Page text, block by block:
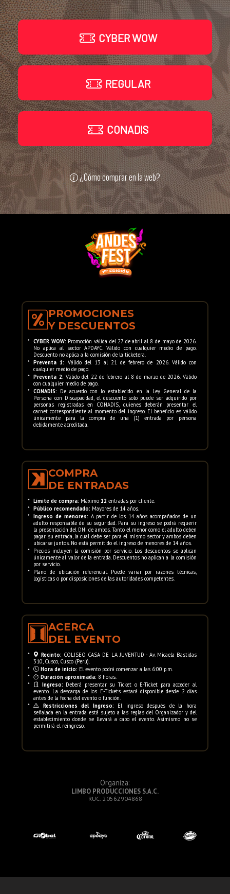
CYBER WOW
REGULAR
CONADIS
¿Cómo comprar en la web?
PROMOCIONES
Y DESCUENTOS
* CYBER WOW: Promoción válida del 27 de abril al 8 de mayo de 2026.
No aplica al sector APDAYC. Válido con cualquier medio de pago.
Descuento no aplica a la comisión de la ticketera.
* Preventa 1: Válido del 13 al 21 de febrero de 2026. Válido con
cualquier medio de pago.
* Preventa 2: Válido del 22 de febrero al 8 de marzo de 2026. Válido
con cualquier medio de pago.
* CONADIS: De acuerdo con lo establecido en la Ley General de la
Persona con Discapacidad, el descuento solo puede ser adquirido por
personas registradas en CONADIS, quienes deberán presentar el
carnet correspondiente al momento del ingreso. El beneficio es válido
únicamente para la compra de una (1) entrada por persona
debidamente acreditada.
COMPRA
DE ENTRADAS
* Límite de compra: Máximo12 entradas por cliente.
* Público recomendado: Mayores de 14 años.
* Ingreso de menores: A partir de los 14 años acompañados de un
adulto responsable de su seguridad. Para su ingreso se podrá requerir
la presentación del DNI de ambos. Tanto el menor como el adulto deben
pagar su entrada, la cual debe ser para el mismo sector y ambos deben
ubicarse juntos. No está permitido el ingreso de menores de 14 años.
* Precios incluyen la comisión por servicio. Los descuentos se aplican
únicamente al valor de la entrada. Descuentos no aplican a la comisión
por servicio.
* Plano de ubicación referencial. Puede variar por razones técnicas,
logísticas o por disposiciones de las autoridades competentes.
ACERCA
DEL EVENTO
* Recinto: COLISEO CASA DE LA JUVENTUD - Av. Micaela Bastidas
310, Cusco, Cusco (Perú).
*
Hora de inicio: El evento podrá comenzar a las 6:00 p.m.
*
Duración aproximada: 8 horas.
*
Ingreso: Deberá presentar su Ticket o E-Ticket para acceder al
evento. La descarga de los E-Tickets estará disponible desde 2 días
antes de la fecha del evento o función.
*
Restricciones del Ingreso: El ingreso después de la hora
señalada en la entrada está sujeto a las reglas del Organizador y del
establecimiento donde se llevará a cabo el evento. Asimismo no se
permitirá el reingreso.
Organiza:
LIMBO PRODUCCIONES S.A.C.
RUC: 20562904868